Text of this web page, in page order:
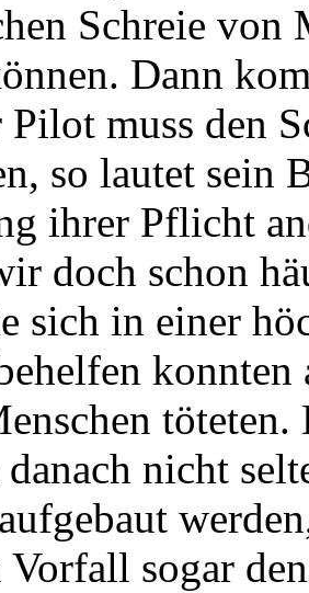
Schreie von
Dann
Pilot muss den
so lautet sein
ihrer Pflicht
doch schon
sich in einer
töteten.
danach nicht
Vorfall sogar